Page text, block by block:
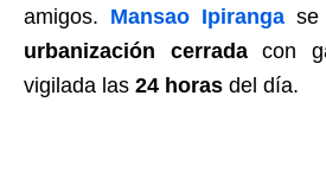
amigos. Mansao Ipiranga se
urbanización cerradacon
vigilada las 24 horas del día.